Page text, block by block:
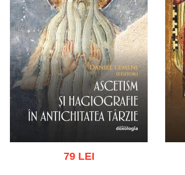
79 LEI